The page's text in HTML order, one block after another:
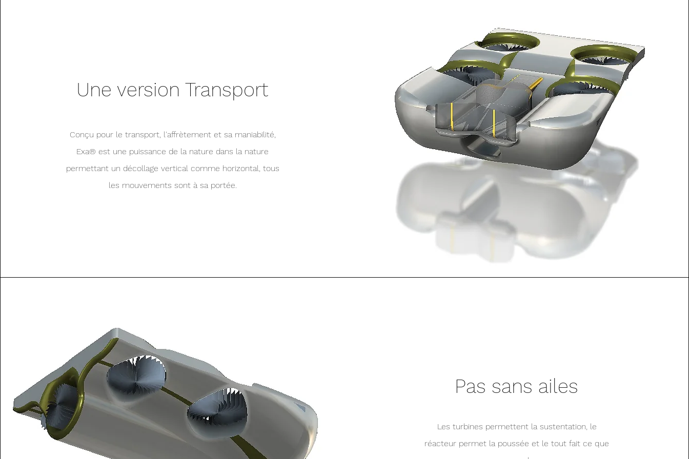
Une version Transport
Conçu pour le transport, l'affrètement et sa maniabilité,
Exa® est une puissance de la nature dans la nature
permettant un décollage vertical comme horizontal, tous
les mouvements sont à sa portée.
Pas sans ailes
Les turbines permettent la sustentation, le
réacteur permet la poussée et le tout fait ce que